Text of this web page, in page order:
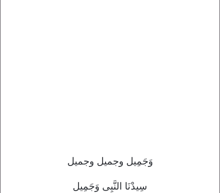
وَجَمِيل وجميل وجميل
سِيدْنَا النَّبِى وَجَمِيل